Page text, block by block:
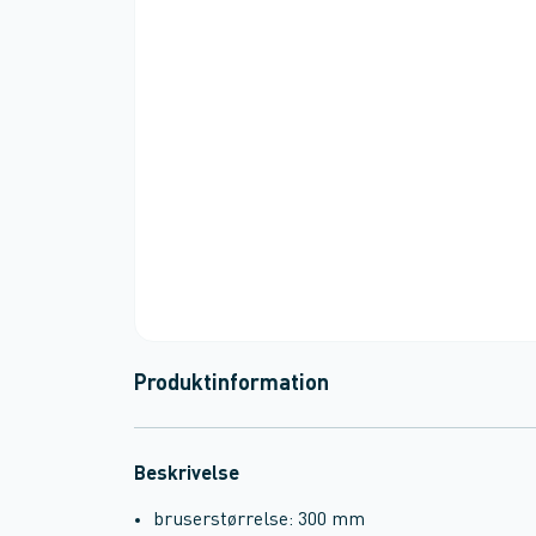
Produktinformation
Beskrivelse
bruserstørrelse: 300 mm